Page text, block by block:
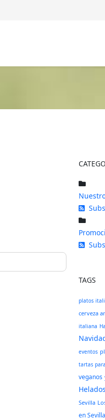
TAGS
platos
cerveza
italiana
eventos
tartas
veganos
Sevilla
en Sevilla